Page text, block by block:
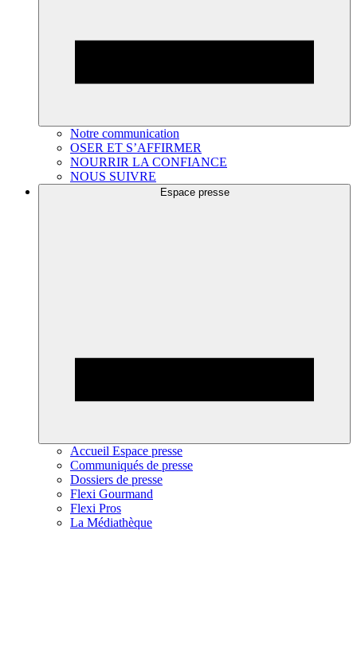
Notre communication
OSER ET S’AFFIRMER
NOURRIR LA CONFIANCE
NOUS SUIVRE
Espace presse
Accueil Espace presse
Communiqués de presse
Dossiers de presse
Flexi Gourmand
Flexi Pros
La Médiathèque